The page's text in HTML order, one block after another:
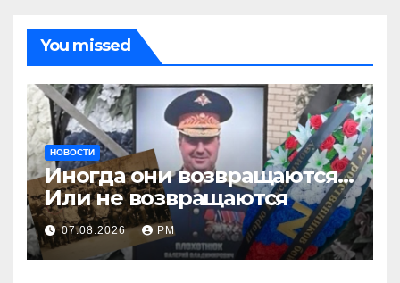
You missed
НОВОСТИ
Иногда они возвращаются…
Или не возвращаются
07.08.2026 РМ